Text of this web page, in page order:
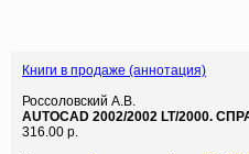
Книги в продаже (аннотация)
Россоловский А.В.
AUTOCAD 2002/2002 LT/2000.
316.00 р.